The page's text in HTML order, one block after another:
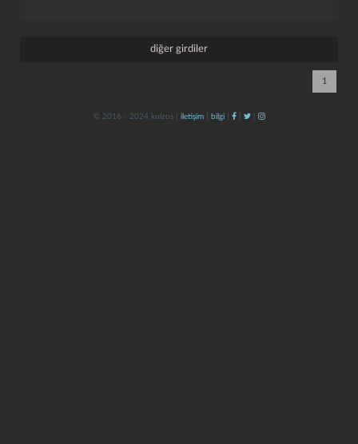
diğer girdiler
1
© 2016 - 2024 kulzos | iletişim| bilgi| | |